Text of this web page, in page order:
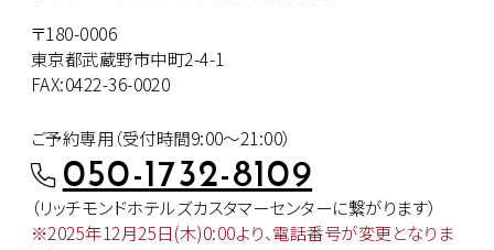
〒180-0006
東京都武蔵野市中町2-4-1
FAX:0422-36-0020
ご予約専用（受付時間9:00～21:00）
050-1732-8109
（リッチモンドホテルズカスタマーセンターに繋がります）
※2025年12月25日(木)0:00より、電話番号が変更となりま